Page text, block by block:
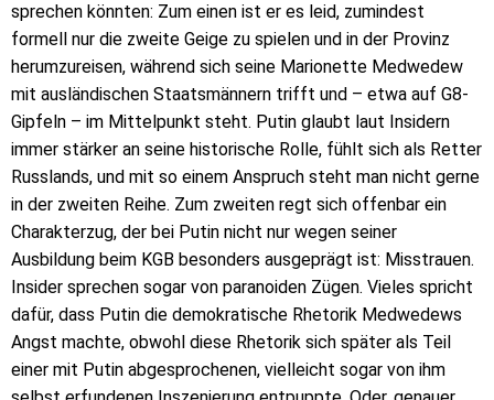
sprechen könnten: Zum einen ist er es leid, zumindest
formell nur die zweite Geige zu spielen und in der Provinz
herumzureisen, während sich seine Marionette Medwedew
mit ausländischen Staatsmännern trifft und – etwa auf G8-
Gipfeln – im Mittelpunkt steht. Putin glaubt laut Insidern
immer stärker an seine historische Rolle, fühlt sich als Retter
Russlands, und mit so einem Anspruch steht man nicht gerne
in der zweiten Reihe. Zum zweiten regt sich offenbar ein
Charakterzug, der bei Putin nicht nur wegen seiner
Ausbildung beim KGB besonders ausgeprägt ist: Misstrauen.
Insider sprechen sogar von paranoiden Zügen. Vieles spricht
dafür, dass Putin die demokratische Rhetorik Medwedews
Angst machte, obwohl diese Rhetorik sich später als Teil
einer mit Putin abgesprochenen, vielleicht sogar von ihm